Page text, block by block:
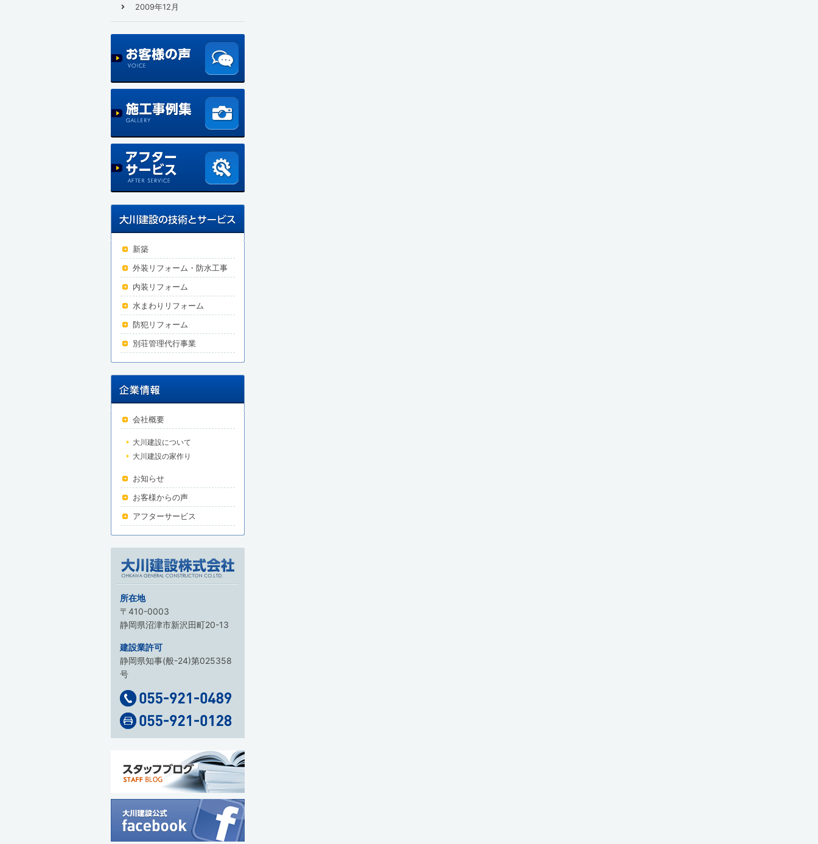
2009年12月
新築
外装リフォーム・防水工事
内装リフォーム
水まわりリフォーム
防犯リフォーム
別荘管理代行事業
会社概要
大川建設について
大川建設の家作り
お知らせ
お客様からの声
アフターサービス
所在地
〒410-0003
静岡県沼津市新沢田町20-13
建設業許可
静岡県知事(般-24)第025358
号